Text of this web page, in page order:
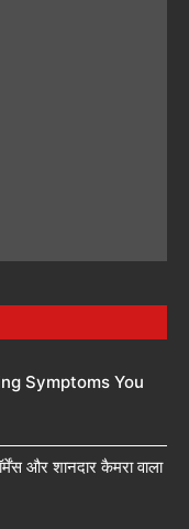
Symptoms You
और शानदार कैमरा वाला